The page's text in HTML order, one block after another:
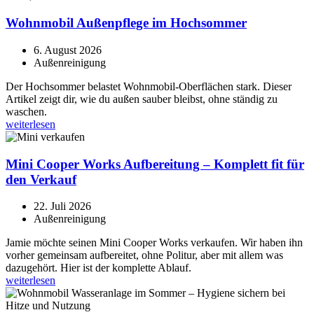
Wohnmobil Außenpflege im Hochsommer
6. August 2026
Außenreinigung
Der Hochsommer belastet Wohnmobil-Oberflächen stark. Dieser
Artikel zeigt dir, wie du außen sauber bleibst, ohne ständig zu
waschen.
weiterlesen
Mini Cooper Works Aufbereitung – Komplett fit für
den Verkauf
22. Juli 2026
Außenreinigung
Jamie möchte seinen Mini Cooper Works verkaufen. Wir haben ihn
vorher gemeinsam aufbereitet, ohne Politur, aber mit allem was
dazugehört. Hier ist der komplette Ablauf.
weiterlesen